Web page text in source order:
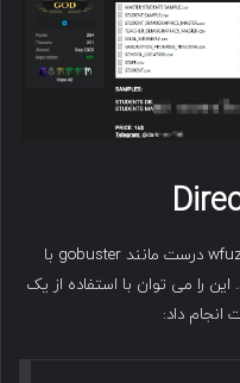
فهرست راهنماها را می توان با استفاده از wfuzz درست مانند gobuster با
را می توان با استفاده از یک